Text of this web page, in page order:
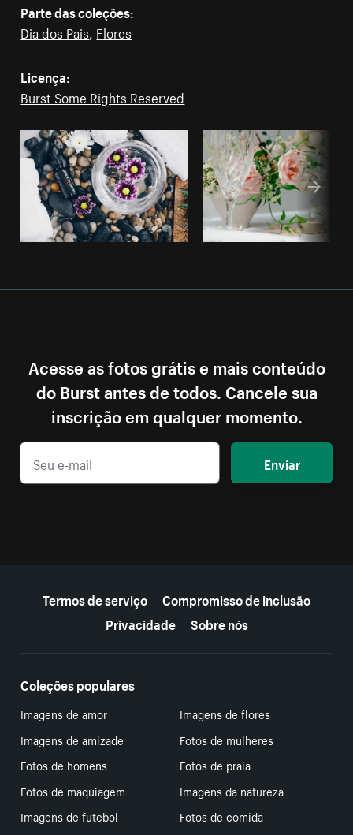
Parte das coleções:
Dia dos Pais, Flores
Licença:
Burst Some Rights Reserved
Acesse as fotos grátis e mais conteúdo
do Burst antes de todos. Cancele sua
inscrição em qualquer momento.
Enviar
Termos de serviço
Compromisso de inclusão
Privacidade
Sobre nós
Coleções populares
Imagens de amor
Imagens de flores
Imagens de amizade
Fotos de mulheres
Fotos de homens
Fotos de praia
Fotos de maquiagem
Imagens da natureza
Imagens de futebol
Fotos de comida